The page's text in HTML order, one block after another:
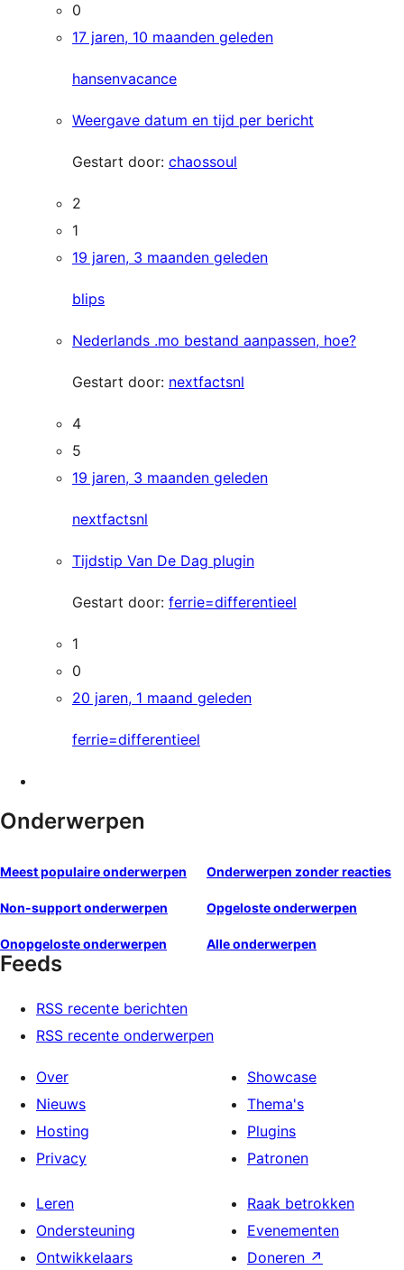
0
17 jaren, 10 maanden geleden
hansenvacance
Weergave datum en tijd per bericht
Gestart door: chaossoul
2
1
19 jaren, 3 maanden geleden
blips
Nederlands .mo bestand aanpassen, hoe?
Gestart door: nextfactsnl
4
5
19 jaren, 3 maanden geleden
nextfactsnl
Tijdstip Van De Dag plugin
Gestart door: ferrie=differentieel
1
0
20 jaren, 1 maand geleden
ferrie=differentieel
Onderwerpen
Meest populaire onderwerpen Onderwerpen zonder reacties
Non-support onderwerpen Opgeloste onderwerpen
Onopgeloste onderwerpen Alle onderwerpen
Feeds
RSS recente berichten
RSS recente onderwerpen
Over
Nieuws
Hosting
Privacy
Showcase
Thema's
Plugins
Patronen
Leren
Ondersteuning
Ontwikkelaars
Raak betrokken
Evenementen
Doneren ↗